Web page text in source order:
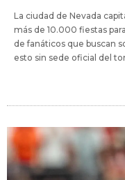
La ciudad de Nevada
más de 10.000 fiestas
de fanáticos que buscan
esto sin sede oficial del